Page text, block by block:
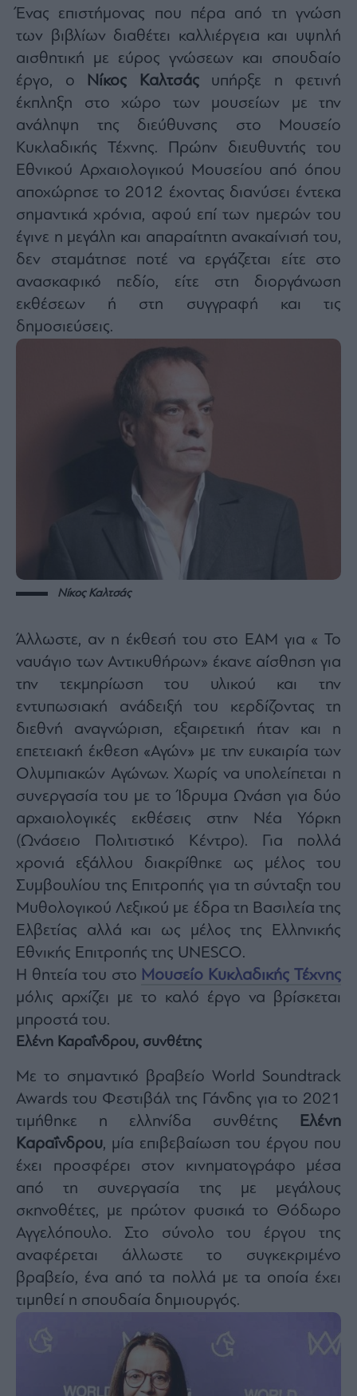
Ένας επιστήμονας που πέρα από τη γνώση
των βιβλίων διαθέτει καλλιέργεια και υψηλή
αισθητική με εύρος γνώσεων και σπουδαίο
έργο, ο
Νίκος Καλτσάςυπήρξε η φετινή
έκπληξη στο χώρο των μουσείων με την
ανάληψη της διεύθυνσης στο Μουσείο
Κυκλαδικής Τέχνης. Πρώην διευθυντής του
Εθνικού Αρχαιολογικού Μουσείου από όπου
αποχώρησε το 2012 έχοντας διανύσει έντεκα
σημαντικά χρόνια, αφού επί των ημερών του
έγινε η μεγάλη και απαραίτητη ανακαίνισή του,
δεν σταμάτησε ποτέ να εργάζεται είτε στο
ανασκαφικό πεδίο, είτε στη διοργάνωση
εκθέσεων ή στη συγγραφή και τις
δημοσιεύσεις.
Νίκος Καλτσάς
Άλλωστε, αν η έκθεσή του στο ΕΑΜ για « Το
ναυάγιο των Αντικυθήρων» έκανε αίσθηση για
την τεκμηρίωση του υλικού και την
εντυπωσιακή ανάδειξή του κερδίζοντας τη
διεθνή αναγνώριση, εξαιρετική ήταν και η
επετειακή έκθεση «Αγών» με την ευκαιρία των
Ολυμπιακών Αγώνων. Χωρίς να υπολείπεται η
συνεργασία του με το Ίδρυμα Ωνάση για δύο
αρχαιολογικές εκθέσεις στην Νέα Υόρκη
(Ωνάσειο Πολιτιστικό Κέντρο). Για πολλά
χρονιά εξάλλου διακρίθηκε ως μέλος του
Συμβουλίου της Επιτροπής για τη σύνταξη του
Μυθολογικού Λεξικού με έδρα τη Βασιλεία της
Ελβετίας αλλά και ως μέλος της Ελληνικής
Εθνικής Επιτροπής της UNESCO.
Η θητεία του στο Μουσείο Κυκλαδικής Τέχνης
μόλις αρχίζει με το καλό έργο να βρίσκεται
μπροστά του.
Ελένη Καραΐνδρου, συνθέτης
Με το σημαντικό βραβείο World Soundtrack
Awards του Φεστιβάλ της Γάνδης για το 2021
τιμήθηκε η ελληνίδα συνθέτης
Ελένη
Καραΐνδρου, μία επιβεβαίωση του έργου που
έχει προσφέρει στον κινηματογράφο μέσα
από τη συνεργασία της με μεγάλους
σκηνοθέτες, με πρώτον φυσικά το Θόδωρο
Αγγελόπουλο. Στο σύνολο του έργου της
αναφέρεται άλλωστε το συγκεκριμένο
βραβείο, ένα από τα πολλά με τα οποία έχει
τιμηθεί η σπουδαία δημιουργός.